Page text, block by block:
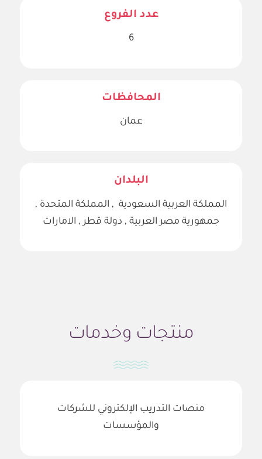
عدد الفروع
6
المحافظات
عمان
البلدان
المملكة العربية السعودية , المملكة المتحدة ,
جمهورية مصر العربية , دولة قطر , الامارات
منتجات وخدمات
منصات التدريب الإلكتروني للشركات
والمؤسسات